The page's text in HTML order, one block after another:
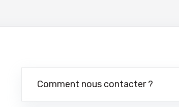
Comment nous contacter ?